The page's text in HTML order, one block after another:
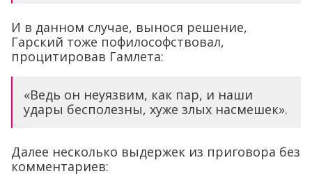
И в данном случае, вынося решение,
Гарский тоже пофилософствовал,
процитировав Гамлета:
«Ведь он неуязвим, как пар, и наши
удары бесполезны, хуже злых насмешек».
Далее несколько выдержек из приговора без
комментариев: